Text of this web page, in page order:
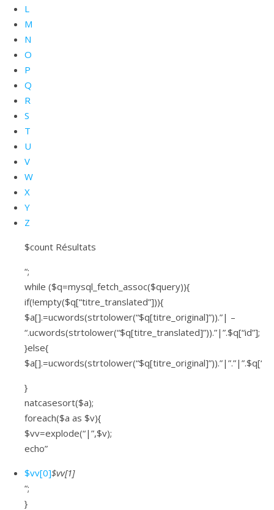
L
M
N
O
P
Q
R
S
T
U
V
W
X
Y
Z
$count Résultats
“;
while ($q=mysql_fetch_assoc($query)){
if(!empty($q[“titre_translated”])){
$a[].=ucwords(strtolower(“$q[titre_original]”)).”| –
“.ucwords(strtolower(“$q[titre_translated]”)).”|”.$q[“id”];
}else{
}
natcasesort($a);
foreach($a as $v){
$vv=explode(“|”,$v);
echo”
$vv[0]$vv[1]
“;
}